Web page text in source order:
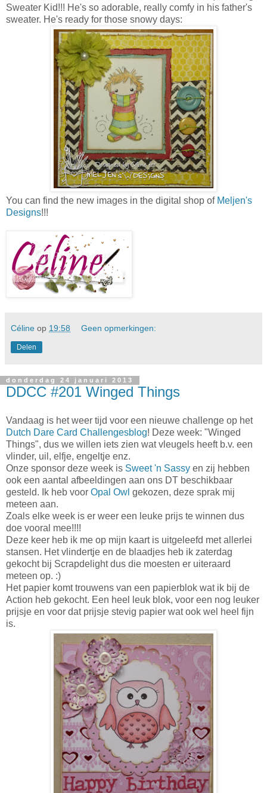
Sweater Kid!!! He's so adorable, really comfy in his father's
sweater. He's ready for those snowy days:
You can find the new images in the digital shop of Meljen's
Designs!!!
Céline op 19:58 Geen opmerkingen:
Delen
donderdag 24 januari 2013
DDCC #201 Winged Things
Vandaag is het weer tijd voor een nieuwe challenge op het
Dutch Dare Card Challengesblog! Deze week: "Winged
Things", dus we willen iets zien wat vleugels heeft b.v. een
vlinder, uil, elfje, engeltje enz.
Onze sponsor deze week is Sweet 'n Sassy en zij hebben
ook een aantal afbeeldingen aan ons DT beschikbaar
gesteld. Ik heb voor Opal Owl gekozen, deze sprak mij
meteen aan.
Zoals elke week is er weer een leuke prijs te winnen dus
doe vooral mee!!!!
Deze keer heb ik me op mijn kaart is uitgeleefd met allerlei
stansen. Het vlindertje en de blaadjes heb ik zaterdag
gekocht bij Scrapdelight dus die moesten er uiteraard
meteen op. :)
Het papier komt trouwens van een papierblok wat ik bij de
Action heb gekocht. Een heel leuk blok, voor een nog leuker
prijsje en voor dat prijsje stevig papier wat ook wel heel fijn
is.